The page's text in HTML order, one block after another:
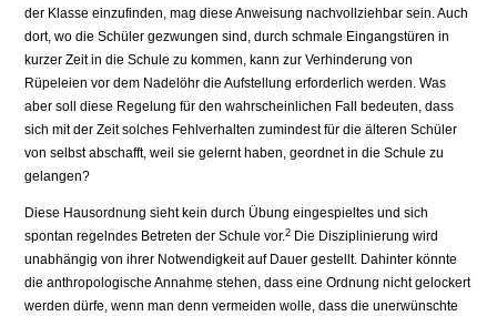
der Klasse einzufinden, mag diese Anweisung nachvollziehbar sein. Auch
dort, wo die Schüler gezwungen sind, durch schmale Eingangstüren in
kurzer Zeit in die Schule zu kommen, kann zur Ver­hinderung von
Rüpeleien vor dem Nadelöhr die Aufstellung erforderlich werden. Was
aber soll diese Regelung für den wahrscheinlichen Fall bedeuten, dass
sich mit der Zeit solches Fehlverhalten zumindest für die älteren Schüler
von selbst abschafft, weil sie gelernt haben, geordnet in die Schule zu
gelangen?
Diese Hausordnung sieht kein durch Übung eingespieltes und sich
spontan regeln­des Betreten der Schule vor.2 Die Disziplinierung wird
unabhängig von ihrer Not­wendigkeit auf Dauer gestellt. Dahinter könnte
die anthropologische Annahme ste­hen, dass eine Ordnung nicht gelockert
werden dürfe, wenn man denn vermeiden wolle, dass die unerwünschte